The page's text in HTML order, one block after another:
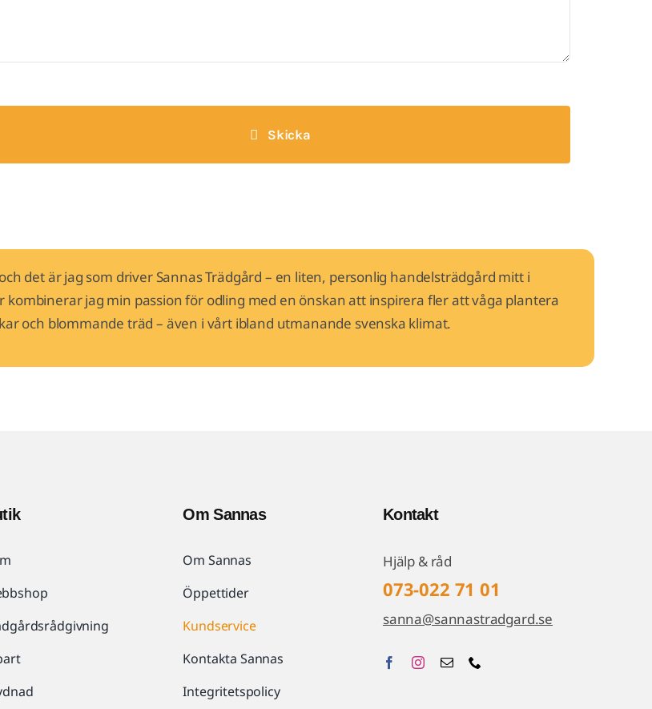
Skicka
det är jag som driver Sannas Trädgård – en liten, personlig handelsträdgård mitt i
kombinerar jag min passion för odling med en önskan att inspirera fler att våga plantera
och blommande träd – även i vårt ibland utmanande svenska klimat.
Om Sannas
Om Sannas
Öppettider
Kundservice
Kontakta Sannas
Integritetspolicy
Kontakt
Hjälp & råd
073-022 71 01
sanna@sannastradgard.se